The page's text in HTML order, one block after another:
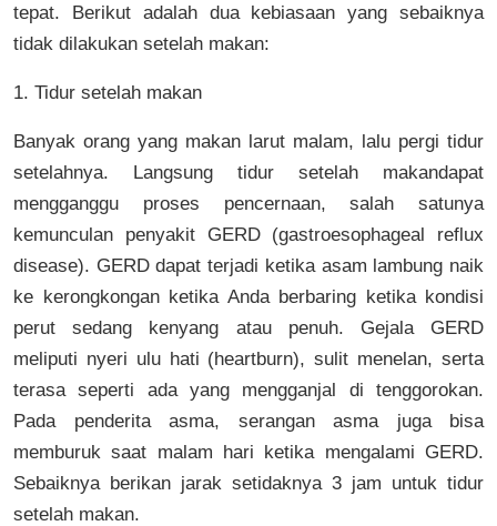
tepat. Berikut adalah dua kebiasaan yang sebaiknya
tidak dilakukan setelah makan:
1. Tidur setelah makan
Banyak orang yang makan larut malam, lalu pergi tidur
setelahnya. Langsung tidur setelah makandapat
mengganggu proses pencernaan, salah satunya
kemunculan penyakit GERD (gastroesophageal reflux
disease). GERD dapat terjadi ketika asam lambung naik
ke kerongkongan ketika Anda berbaring ketika kondisi
perut sedang kenyang atau penuh. Gejala GERD
meliputi nyeri ulu hati (heartburn), sulit menelan, serta
terasa seperti ada yang mengganjal di tenggorokan.
Pada penderita asma, serangan asma juga bisa
memburuk saat malam hari ketika mengalami GERD.
Sebaiknya berikan jarak setidaknya 3 jam untuk tidur
setelah makan.